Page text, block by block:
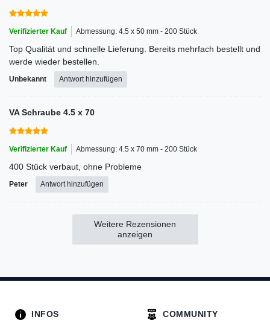
Verifizierter Kauf Abmessung: 4.5 x 50 mm - 200 Stück
Top Qualität und schnelle Lieferung. Bereits mehrfach bestellt und
werde wieder bestellen.
Unbekannt Antwort hinzufügen
VA Schraube 4.5 x 70
Verifizierter Kauf Abmessung: 4.5 x 70 mm - 200 Stück
400 Stück verbaut, ohne Probleme
Peter Antwort hinzufügen
Weitere Rezensionen
anzeigen
INFOS COMMUNITY